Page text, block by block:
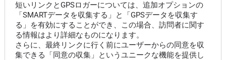
短いリンクとGPSロガーについては、追加オプションの
「SMARTデータを収集する」と「GPSデータを収集す
る」を有効にすることができ、この場合、訪問者に関す
る情報はより詳細なものになります。
さらに、最終リンクに行く前にユーザーからの同意を収
集できる「同意の収集」というユニークな機能を提供し